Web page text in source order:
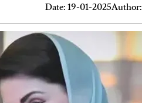
Date: 19-01-2025Author: